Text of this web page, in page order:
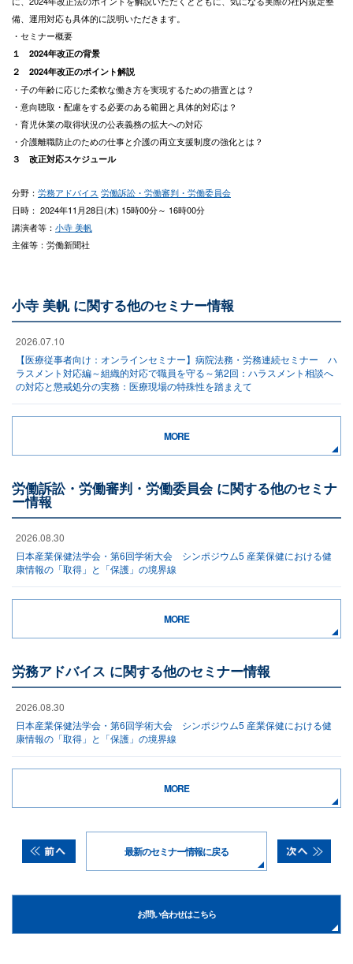
備、運用対応も具体的に説明いただきます。
・セミナー概要
１ 2024年改正の背景
２ 2024年改正のポイント解説
・子の年齢に応じた柔軟な働き方を実現するための措置とは？
・意向聴取・配慮をする必要のある範囲と具体的対応は？
・育児休業の取得状況の公表義務の拡大への対応
・介護離職防止のための仕事と介護の両立支援制度の強化とは？
３ 改正対応スケジュール
分野： 労務アドバイス 労働訴訟・労働審判・労働委員会
日時： 2024年11月28日(木) 15時00分～ 16時00分
講演者等： 小寺 美帆
主催等：労働新聞社
小寺 美帆 に関する他のセミナー情報
2026.07.10
【医療従事者向け：オンラインセミナー】病院法務・労務連続セミナー ハ
ラスメント対応編～組織的対応で職員を守る～第2回：ハラスメント相談へ
の対応と懲戒処分の実務：医療現場の特殊性を踏まえて
MORE
労働訴訟・労働審判・労働委員会 に関する他のセミナ
ー情報
2026.08.30
日本産業保健法学会・第6回学術大会 シンポジウム5 産業保健における健
康情報の「取得」と「保護」の境界線
MORE
労務アドバイス に関する他のセミナー情報
2026.08.30
日本産業保健法学会・第6回学術大会 シンポジウム5 産業保健における健
康情報の「取得」と「保護」の境界線
MORE
最新のセミナー情報に戻る
お問い合わせはこちら